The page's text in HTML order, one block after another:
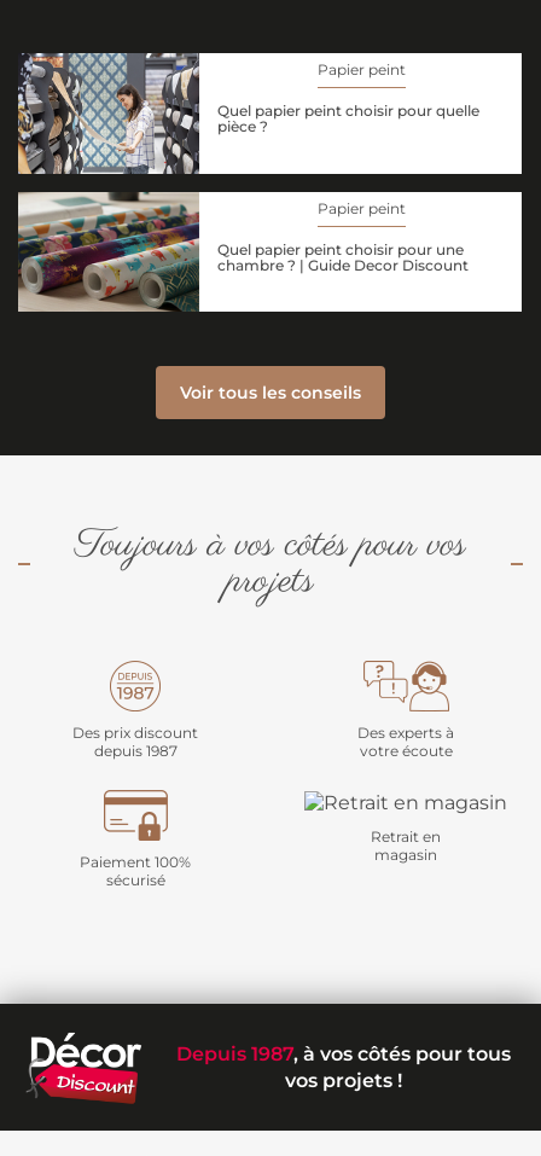
Papier peint
Quel papier peint choisir pour quelle
pièce ?
Papier peint
Quel papier peint choisir pour une
chambre ? | Guide Decor Discount
Voir tous les conseils
Toujours à vos côtés pour vos
projets
Des prix discount
depuis 1987
Des experts à
votre écoute
Paiement 100%
sécurisé
Retrait en
magasin
Depuis 1987, à vos côtés pour tous
vos projets !